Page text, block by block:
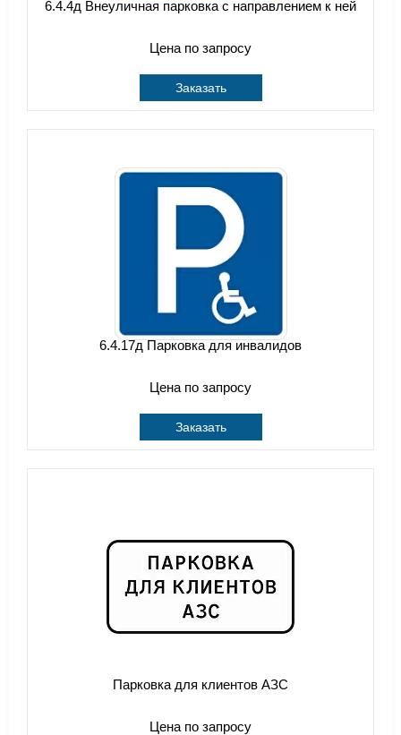
6.4.4д Внеуличная парковка с направлением к ней
Цена по запросу
Заказать
6.4.17д Парковка для инвалидов
Цена по запросу
Заказать
Парковка для клиентов АЗС
Цена по запросу